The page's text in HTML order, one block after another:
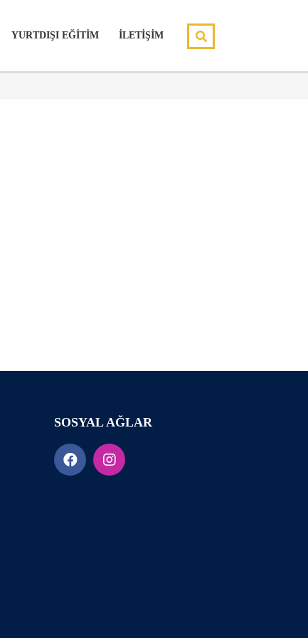
YURTDIŞI EĞİTİM İLETİŞİM
SOSYAL AĞLAR